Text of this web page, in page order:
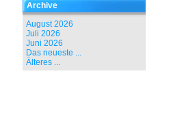
Archive
August 2026
Juli 2026
Juni 2026
Das neueste ...
Älteres ...